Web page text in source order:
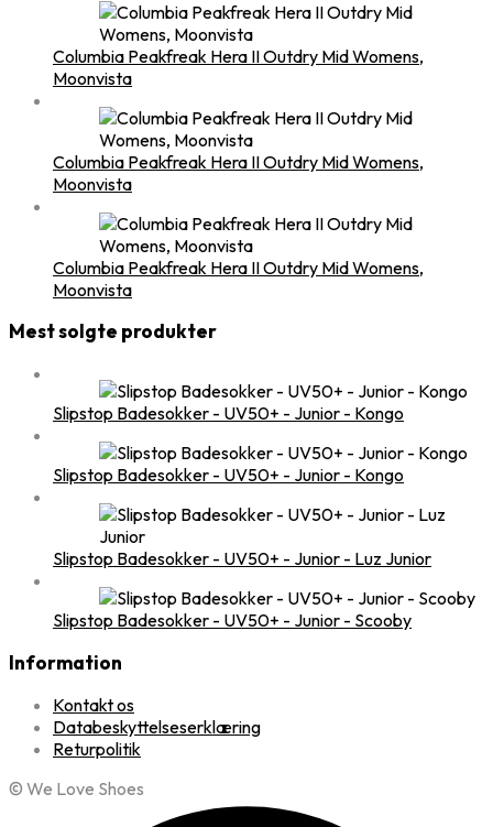
Columbia Peakfreak Hera II Outdry Mid Womens,
Moonvista
Columbia Peakfreak Hera II Outdry Mid Womens,
Moonvista
Columbia Peakfreak Hera II Outdry Mid Womens,
Moonvista
Mest solgte produkter
Slipstop Badesokker - UV50+ - Junior - Kongo
Slipstop Badesokker - UV50+ - Junior - Kongo
Slipstop Badesokker - UV50+ - Junior - Luz Junior
Slipstop Badesokker - UV50+ - Junior - Scooby
Information
Kontakt os
Databeskyttelseserklæring
Returpolitik
© We Love Shoes